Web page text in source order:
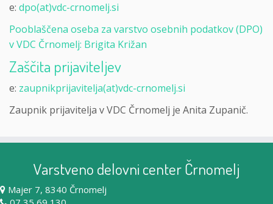
e: dpo(at)vdc-crnomelj.si
Pooblaščena oseba za varstvo osebnih podatkov (DPO)
v VDC Črnomelj: Brigita Križan
Zaščita prijaviteljev
e: zaupnikprijavitelja(at)vdc-crnomelj.si
Zaupnik prijavitelja v VDC Črnomelj je Anita Zupanič.
Varstveno delovni center Črnomelj
Majer 7, 8340 Črnomelj